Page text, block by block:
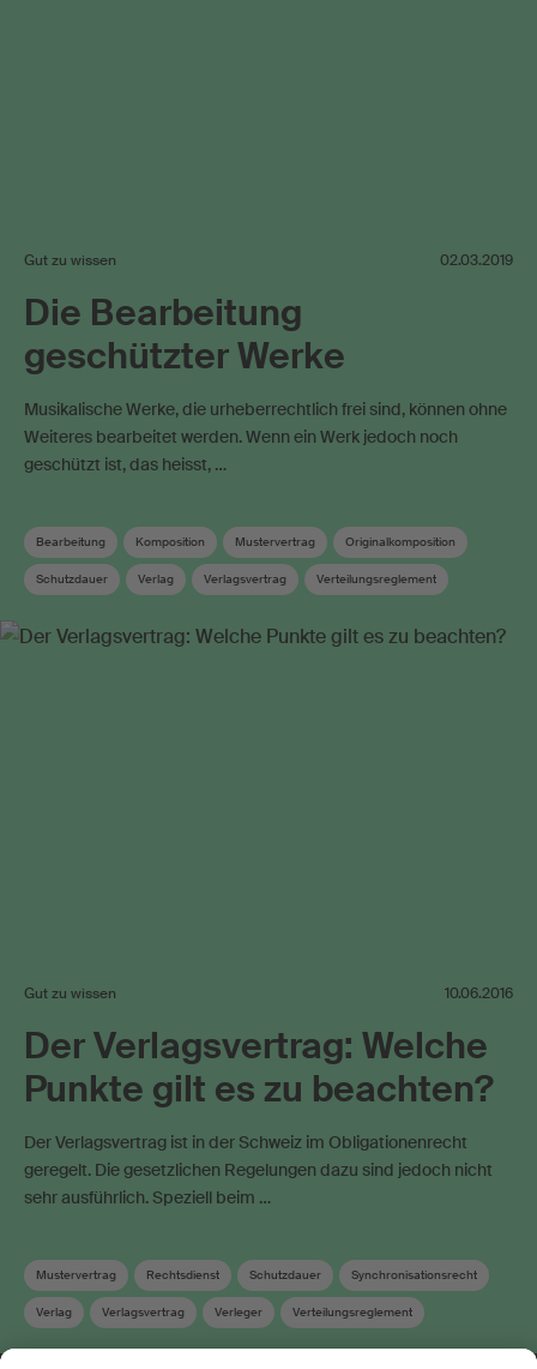
Gut zu wissen 02.03.2019
Die Bearbeitung
geschützter Werke
Musikalische Werke, die urheberrechtlich frei sind, können ohne
Weiteres bearbeitet werden. Wenn ein Werk jedoch noch
geschützt ist, das heisst, …
Bearbeitung Komposition Mustervertrag Originalkomposition
Schutzdauer Verlag Verlagsvertrag Verteilungsreglement
Gut zu wissen 10.06.2016
Der Verlagsvertrag: Welche
Punkte gilt es zu beachten?
Der Verlagsvertrag ist in der Schweiz im Obligationenrecht
geregelt. Die gesetzlichen Regelungen dazu sind jedoch nicht
sehr ausführlich. Speziell beim …
Mustervertrag Rechtsdienst Schutzdauer Synchronisationsrecht
Verlag Verlagsvertrag Verleger Verteilungsreglement